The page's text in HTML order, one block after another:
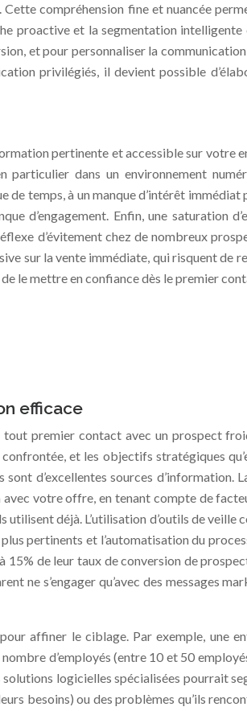
compréhension fine et nuancée
proactive et la segmentation
et pour personnaliser la
privilégiés, il devient possible
pertinente et accessible sur votre
dans un environnement
temps, à un manque d’intérêt
d’engagement. Enfin, une saturation
d’évitement chez de nombreux
sur la vente immédiate, qui risquent de
le mettre en confiance dès le premier
efficace
premier contact avec un prospect
et les objectifs stratégiques
d’excellentes sources d’information.
votre offre, en tenant compte de
déjà. L’utilisation d’outils de veille
pertinents et l’automatisation du
de leur taux de conversion de
ne s’engager qu’avec des messages
affiner le ciblage. Par exemple, une
d’employés (entre 10 et 50
logicielles spécialisées pourrait
besoins) ou des problèmes qu’ils